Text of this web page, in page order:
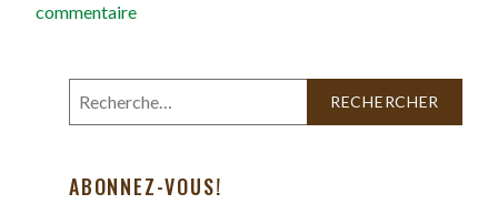
commentaire
ABONNEZ-VOUS!